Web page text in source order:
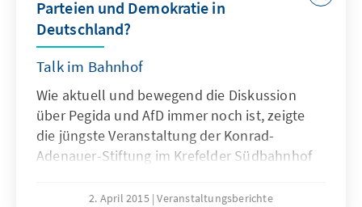
Parteien und Demokratie in
Deutschland?
Talk im Bahnhof
Wie aktuell und bewegend die Diskussion
über Pegida und AfD immer noch ist, zeigte
die jüngste Veranstaltung der Konrad-
Adenauer-Stiftung im Krefelder Südbahnhof
für Parteien und Demokratie in
2. April 2015 Veranstaltungsberichte